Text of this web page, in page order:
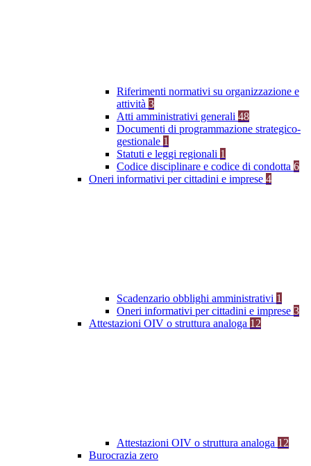
Riferimenti normativi su organizzazione e
attività 3
Atti amministrativi generali 48
Documenti di programmazione strategico-
gestionale 1
Statuti e leggi regionali 1
Codice disciplinare e codice di condotta 6
Oneri informativi per cittadini e imprese 4
Scadenzario obblighi amministrativi 1
Oneri informativi per cittadini e imprese 3
Attestazioni OIV o struttura analoga 12
Attestazioni OIV o struttura analoga 12
Burocrazia zero